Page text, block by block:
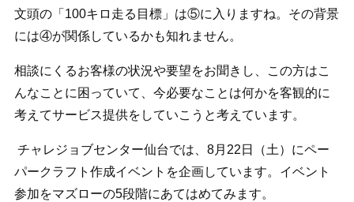
文頭の「100キロ走る目標」は⑤に入りますね。その背景
には④が関係しているかも知れません。
相談にくるお客様の状況や要望をお聞きし、この方はこ
んなことに困っていて、今必要なことは何かを客観的に
考えてサービス提供をしていこうと考えています。
チャレジョブセンター仙台では、8月22日（土）にペー
パークラフト作成イベントを企画しています。イベント
参加をマズローの5段階にあてはめてみます。